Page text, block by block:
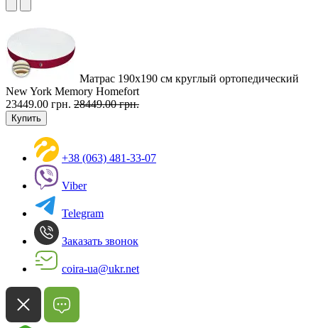
Матрас 190х190 см круглый ортопедический
New York Memory Homefort
23449.00 грн. 28449.00 грн.
Купить
+38 (063) 481-33-07
Viber
Telegram
Заказать звонок
coira-ua@ukr.net